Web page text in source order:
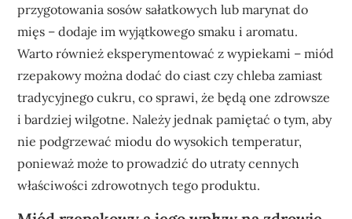
przygotowania sosów sałatkowych lub marynat do
mięs – dodaje im wyjątkowego smaku i aromatu.
Warto również eksperymentować z wypiekami – miód
rzepakowy można dodać do ciast czy chleba zamiast
tradycyjnego cukru, co sprawi, że będą one zdrowsze
i bardziej wilgotne. Należy jednak pamiętać o tym, aby
nie podgrzewać miodu do wysokich temperatur,
ponieważ może to prowadzić do utraty cennych
właściwości zdrowotnych tego produktu.